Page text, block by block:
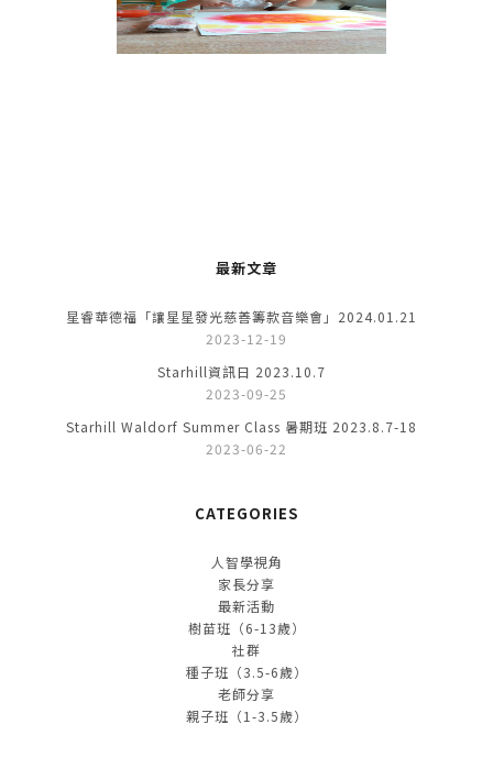
最新文章
星睿華德福「讓星星發光慈善籌款音樂會」2024.01.21
2023-12-19
Starhill資訊日 2023.10.7
2023-09-25
Starhill Waldorf Summer Class 暑期班 2023.8.7-18
2023-06-22
CATEGORIES
人智學視角
家長分享
最新活動
樹苗班（6-13歲）
社群
種子班（3.5-6歲）
老師分享
親子班（1-3.5歲）